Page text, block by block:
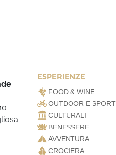
ESPERIENZE
FOOD & WINE
OUTDOOR E SPORT
CULTURALI
BENESSERE
AVVENTURA
CROCIERA